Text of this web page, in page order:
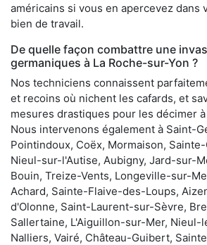
américains si vous en apercevez dans
bien de travail.
De quelle façon combattre une
germaniques à La Roche-sur-Yon ?
Nos techniciens connaissent
et recoins où nichent les cafards, et
mesures drastiques pour les décimer
Nous intervenons également à Saint-
Pointindoux, Coëx, Mormaison,
Nieul-sur-l'Autise, Aubigny, Jard-sur-
Bouin, Treize-Vents, Longeville-sur-
Achard, Sainte-Flaive-des-Loups,
d'Olonne, Saint-Laurent-sur-Sèvre,
Sallertaine, L'Aiguillon-sur-Mer, Nieul-
Nalliers, Vairé, Château-Guibert,